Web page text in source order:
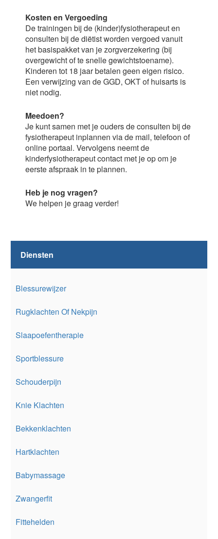
Kosten en Vergoeding
De trainingen bij de (kinder)fysiotherapeut en
consulten bij de diëtist worden vergoed vanuit
het basispakket van je zorgverzekering (bij
overgewicht of te snelle gewichtstoename).
Kinderen tot 18 jaar betalen geen eigen risico.
Een verwijzing van de GGD, OKT of huisarts is
niet nodig.
Meedoen?
Je kunt samen met je ouders de consulten bij de
fysiotherapeut inplannen via de mail, telefoon of
online portaal. Vervolgens neemt de
kinderfysiotherapeut contact met je op om je
eerste afspraak in te plannen.
Heb je nog vragen?
We helpen je graag verder!
Diensten
Blessurewijzer
Rugklachten Of Nekpijn
Slaapoefentherapie
Sportblessure
Schouderpijn
Knie Klachten
Bekkenklachten
Hartklachten
Babymassage
Zwangerfit
Fittehelden